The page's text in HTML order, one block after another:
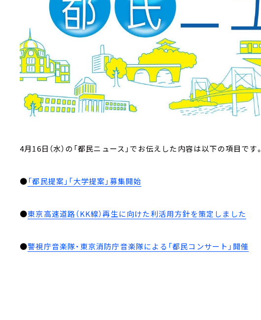
4月16日（水）の「都民ニュース」でお伝えした内容は以下の項目です。
●「都民提案」「大学提案」募集開始
●東京高速道路（KK線）再生に向けた利活用方針を策定しました
●警視庁音楽隊・東京消防庁音楽隊による「都民コンサート」開催